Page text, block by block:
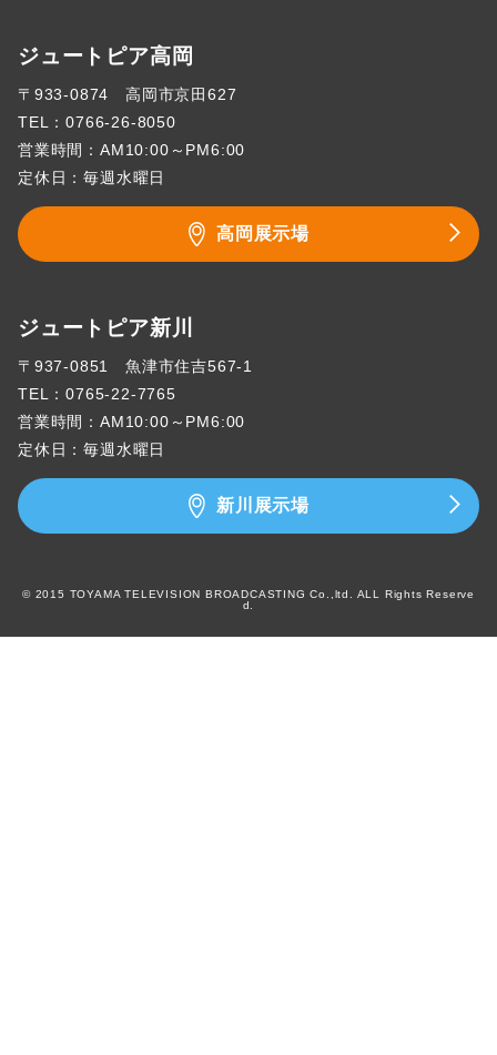
ジュートピア高岡
〒933-0874 高岡市京田627
TEL：0766-26-8050
営業時間：AM10:00～PM6:00
定休日：毎週水曜日
高岡展示場
ジュートピア新川
〒937-0851 魚津市住吉567-1
TEL：0765-22-7765
営業時間：AM10:00～PM6:00
定休日：毎週水曜日
新川展示場
© 2015 TOYAMA TELEVISION BROADCASTING Co.,ltd. ALL Rights Reserve
d.